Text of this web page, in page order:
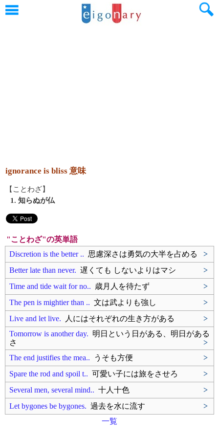
ignorance is bliss 意味
【ことわざ】
1. 知らぬが仏
"ことわざ"の英単語
Discretion is the better .. 思慮深さは勇気の大半を占める
>
Better late than never. 遅くても しないよりはマシ
>
Time and tide wait for no.. 歳月人を待たず
>
The pen is mightier than .. 文は武よりも強し
>
Live and let live. 人にはそれぞれの生き方がある
>
Tomorrow is another day. 明日という日がある、明日がある
さ
>
The end justifies the mea.. うそも方便
>
Spare the rod and spoil t.. 可愛い子には旅をさせろ
>
Several men, several mind.. 十人十色
>
Let bygones be bygones. 過去を水に流す
>
一覧